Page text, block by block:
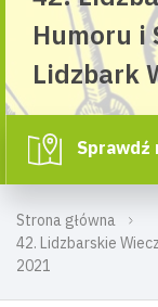
Strona główna
42. Lidzbarskie
2021
Humoru i
Lidzbark
Sprawdź